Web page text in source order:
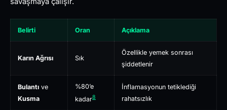
Belirti Oran Açıklama
Karın Ağrısı Sık
Özellikle yemek sonrası
şiddetlenir
Bulantı ve
Kusma
%80’e
kadar8
İnflamasyonun tetiklediği
rahatsızlık